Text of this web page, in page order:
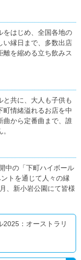
をはじめ、全国各地の
い縁日まで、多数出店
を縮める立ち飲みス
と共に、大人も子供も
情緒溢れるお店を中
曲から定番曲まで、誰
中の「下町ハイボール
トを通じて人々の縁
、新小岩公園にて皆様
2025：オーストラリ